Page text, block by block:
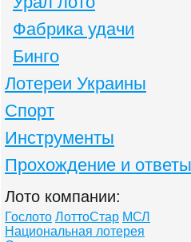
Фабрика удачи
Бинго
Лотереи Украины
Спорт
Инструменты
Прохождение и ответы
Лото компании:
Гослото ЛоттоСтар МСЛ
Национальная лотерея